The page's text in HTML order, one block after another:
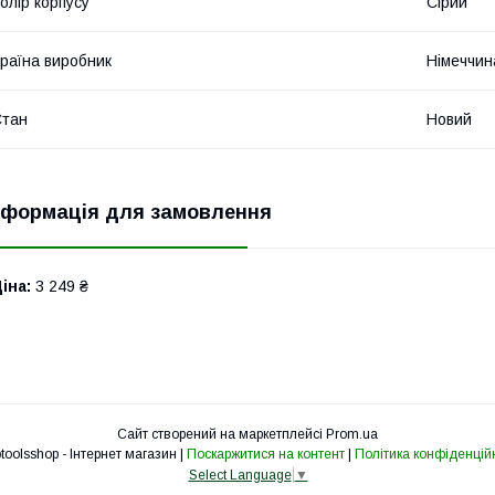
виробник
Новий
для замовлення
3 249 ₴
Сайт створений на маркетплейсі Prom.ua
Eurotoolsshop - Інтернет магазин | Поскаржитися на контент | Політика
Select Language ▼